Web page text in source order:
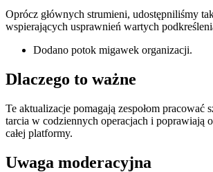
Oprócz głównych strumieni, udostępniliśmy
wspierających usprawnień wartych
Dodano potok migawek organizacji.
Dlaczego to ważne
Te aktualizacje pomagają zespołom pracować
tarcia w codziennych operacjach i poprawiają
całej platformy.
Uwaga moderacyjna